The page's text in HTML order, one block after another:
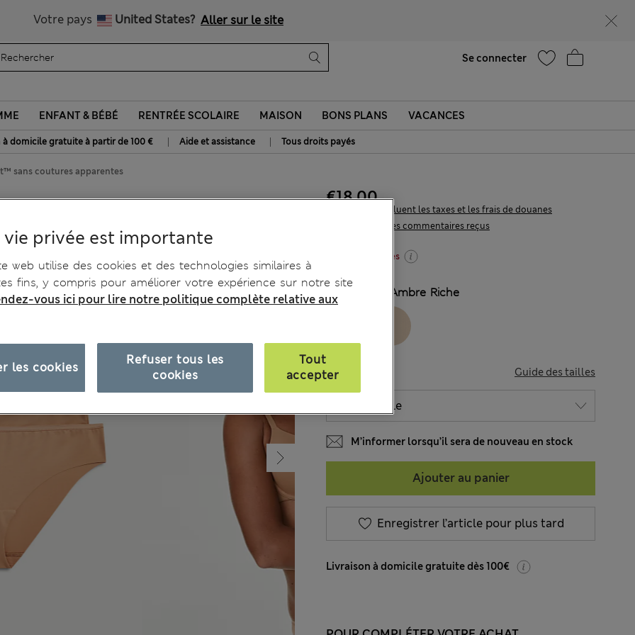
Votre pays United States? Aller sur le site
Se connecter
ENFANT & BÉBÉ RENTRÉE SCOLAIRE MAISON BONS PLANS VACANCES
à domicile gratuite à partir de 100 € | Aide et assistance | Tous droits payés
sans coutures apparentes
152 les commentaires reçus
€18,00
Tous les prix incluent les taxes et les frais de douanes
3 pour 2 Culottes
Ambre Riche
TAILLE Guide des tailles
M’informer lorsqu’il sera de nouveau en stock
Ajouter au panier
Enregistrer l’article pour plus tard
Livraison à domicile gratuite dès 100€
vie privée est importante
web utilise des cookies et des technologies similaires à
fins, y compris pour améliorer votre expérience sur notre site
vous ici pour lire notre politique complète relative aux
Refuser tous les
cookies
Tout
accepter
les cookies